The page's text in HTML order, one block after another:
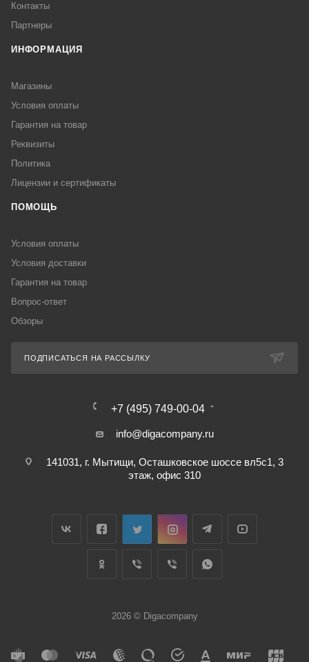
Контакты
Партнеры
ИНФОРМАЦИЯ
Магазины
Условия оплаты
Гарантия на товар
Реквизиты
Политика
Лицензии и сертификаты
ПОМОЩЬ
Условия оплаты
Условия доставки
Гарантия на товар
Вопрос-ответ
Обзоры
ПОДПИСАТЬСЯ НА РАССЫЛКУ
+7 (495) 749-00-04
info@digacompany.ru
141031, г. Мытищи, Осташковское шоссе вл5с1, 3
этаж, офис 310
2026 © Digacompany